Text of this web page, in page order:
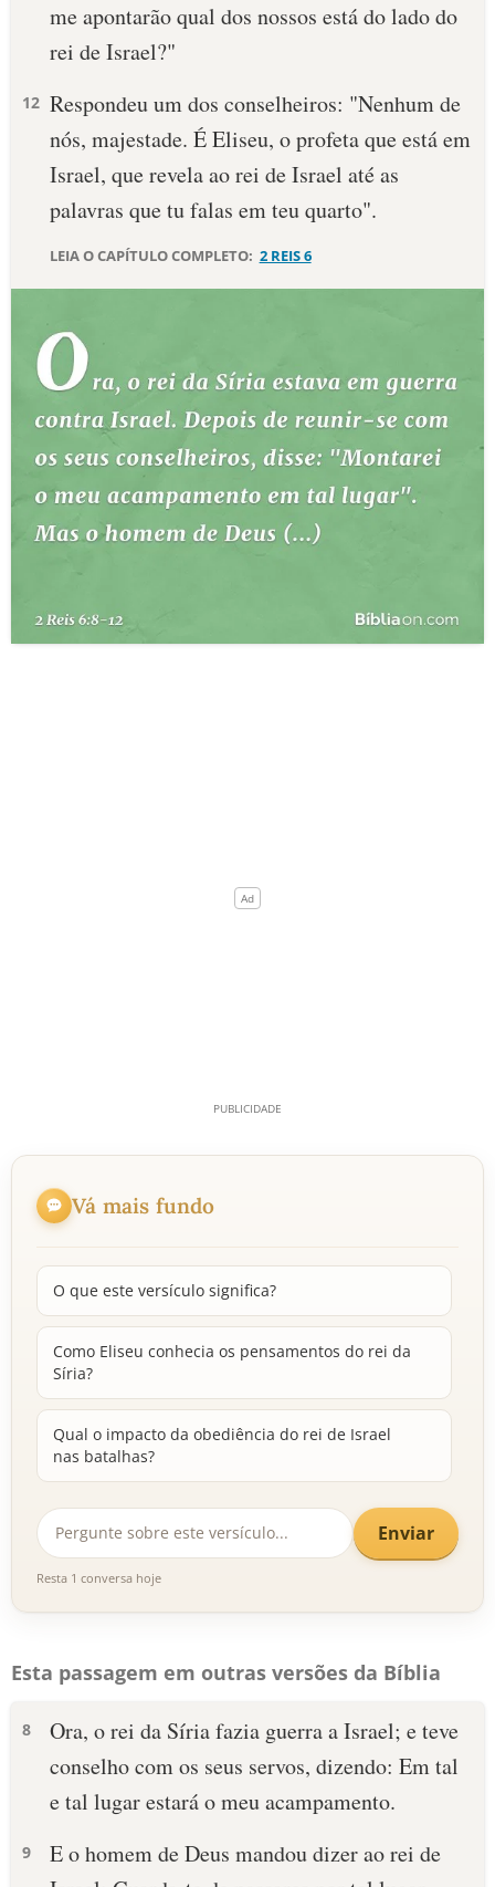
QUEM SOMOS
me apontarão qual dos nossos está do lado do
rei de Israel?"
12 Respondeu um dos conselheiros: "Nenhum de
nós, majestade. É Eliseu, o profeta que está em
Israel, que revela ao rei de Israel até as
palavras que tu falas em teu quarto".
LEIA O CAPÍTULO COMPLETO: 2 REIS 6
Vá mais fundo
O que este versículo significa?
Como Eliseu conhecia os pensamentos do rei da
Síria?
Qual o impacto da obediência do rei de Israel
nas batalhas?
Enviar
Resta 1 conversa hoje
Esta passagem em outras versões da Bíblia
8
Ora, o rei da Síria fazia guerra a Israel; e teve
conselho com os seus servos, dizendo: Em tal
e tal lugar estará o meu acampamento.
9
E o homem de Deus mandou dizer ao rei de